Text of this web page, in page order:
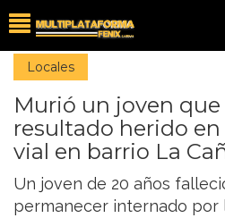
Locales
Murió un joven que
resultado herido
vial en barrio La
Un joven de 20 años
permanecer internado por